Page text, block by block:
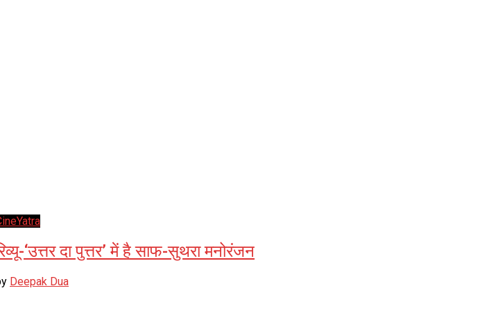
‘उत्तर दा पुत्तर’ में है साफ-सुथरा मनोरंजन
Deepak Dua